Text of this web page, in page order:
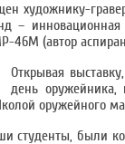
художнику-
– инновационная
46М (автор
Открывая
день оружейника,
оружейного
студенты, были